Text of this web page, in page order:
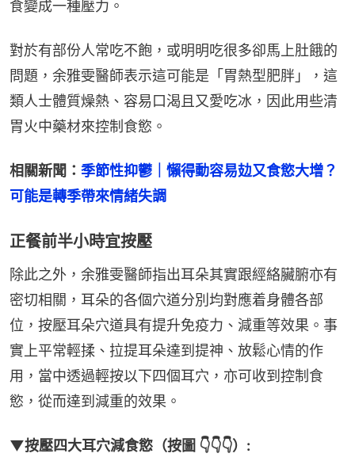
食變成一種壓力。
對於有部份人常吃不飽，或明明吃很多卻馬上肚餓的
問題，余雅雯醫師表示這可能是「胃熱型肥胖」，這
類人士體質燥熱、容易口渴且又愛吃冰，因此用些清
胃火中藥材來控制食慾。
相關新聞： 季節性抑鬱｜懶得動容易攰又食慾大增？
可能是轉季帶來情緒失調
正餐前半小時宜按壓
除此之外，余雅雯醫師指出耳朵其實跟經絡臟腑亦有
密切相關，耳朵的各個穴道分別均對應着身體各部
位，按壓耳朵穴道具有提升免疫力、減重等效果。事
實上平常輕揉、拉提耳朵達到提神、放鬆心情的作
用，當中透過輕按以下四個耳穴，亦可收到控制食
慾，從而達到減重的效果。
▼按壓四大耳穴減食慾（按圖 👇👇👇）: